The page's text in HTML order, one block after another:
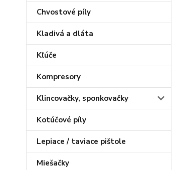
Chvostové píly
Kladivá a dláta
Kľúče
Kompresory
Klincovačky, sponkovačky
Kotúčové píly
Lepiace / taviace pištole
Miešačky